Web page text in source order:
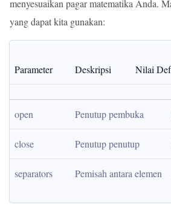
menyesuaikan pagar matematika Anda.
yang dapat kita gunakan:
Parameter Deskripsi Nilai
open Penutup pembuka
close Penutup penutup
separators Pemisah antara elemen